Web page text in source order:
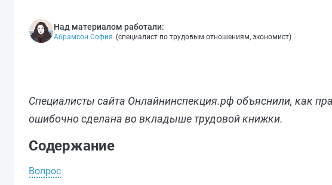
Над материалом работали:
Абрамсон София (специалист по трудовым отношениям, экономист)
Специалисты сайта Онлайнинспекция.рф объяснили, как
ошибочно сделана во вкладыше трудовой книжки.
Содержание
Вопрос